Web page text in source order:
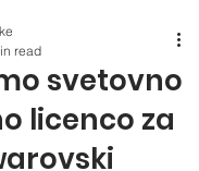
svetovno
licenco za
read